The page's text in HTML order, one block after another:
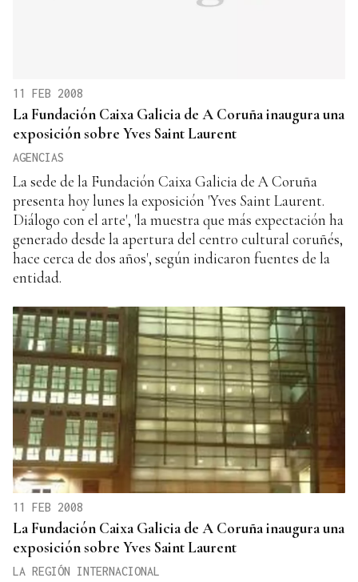
11 FEB 2008
La Fundación Caixa Galicia de A Coruña inaugura una
exposición sobre Yves Saint Laurent
AGENCIAS
La sede de la Fundación Caixa Galicia de A Coruña
presenta hoy lunes la exposición 'Yves Saint Laurent.
Diálogo con el arte', 'la muestra que más expectación ha
generado desde la apertura del centro cultural coruñés,
hace cerca de dos años', según indicaron fuentes de la
entidad.
11 FEB 2008
La Fundación Caixa Galicia de A Coruña inaugura una
exposición sobre Yves Saint Laurent
LA REGIÓN INTERNACIONAL